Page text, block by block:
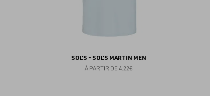
SOL'S - SOL'S MARTIN MEN
À PARTIR DE 4.22€